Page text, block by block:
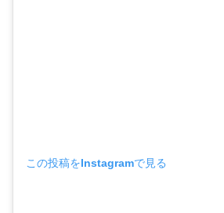
この投稿をInstagramで見る